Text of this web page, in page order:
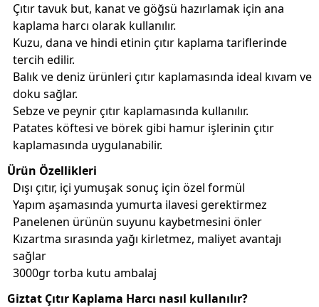
Çıtır tavuk but, kanat ve göğsü hazırlamak için ana
kaplama harcı olarak kullanılır.
Kuzu, dana ve hindi etinin çıtır kaplama tariflerinde
tercih edilir.
Balık ve deniz ürünleri çıtır kaplamasında ideal kıvam ve
doku sağlar.
Sebze ve peynir çıtır kaplamasında kullanılır.
Patates köftesi ve börek gibi hamur işlerinin çıtır
kaplamasında uygulanabilir.
Ürün Özellikleri
Dışı çıtır, içi yumuşak sonuç için özel formül
Yapım aşamasında yumurta ilavesi gerektirmez
Panelenen ürünün suyunu kaybetmesini önler
Kızartma sırasında yağı kirletmez, maliyet avantajı
sağlar
3000gr torba kutu ambalaj
Giztat Çıtır Kaplama Harcı nasıl kullanılır?